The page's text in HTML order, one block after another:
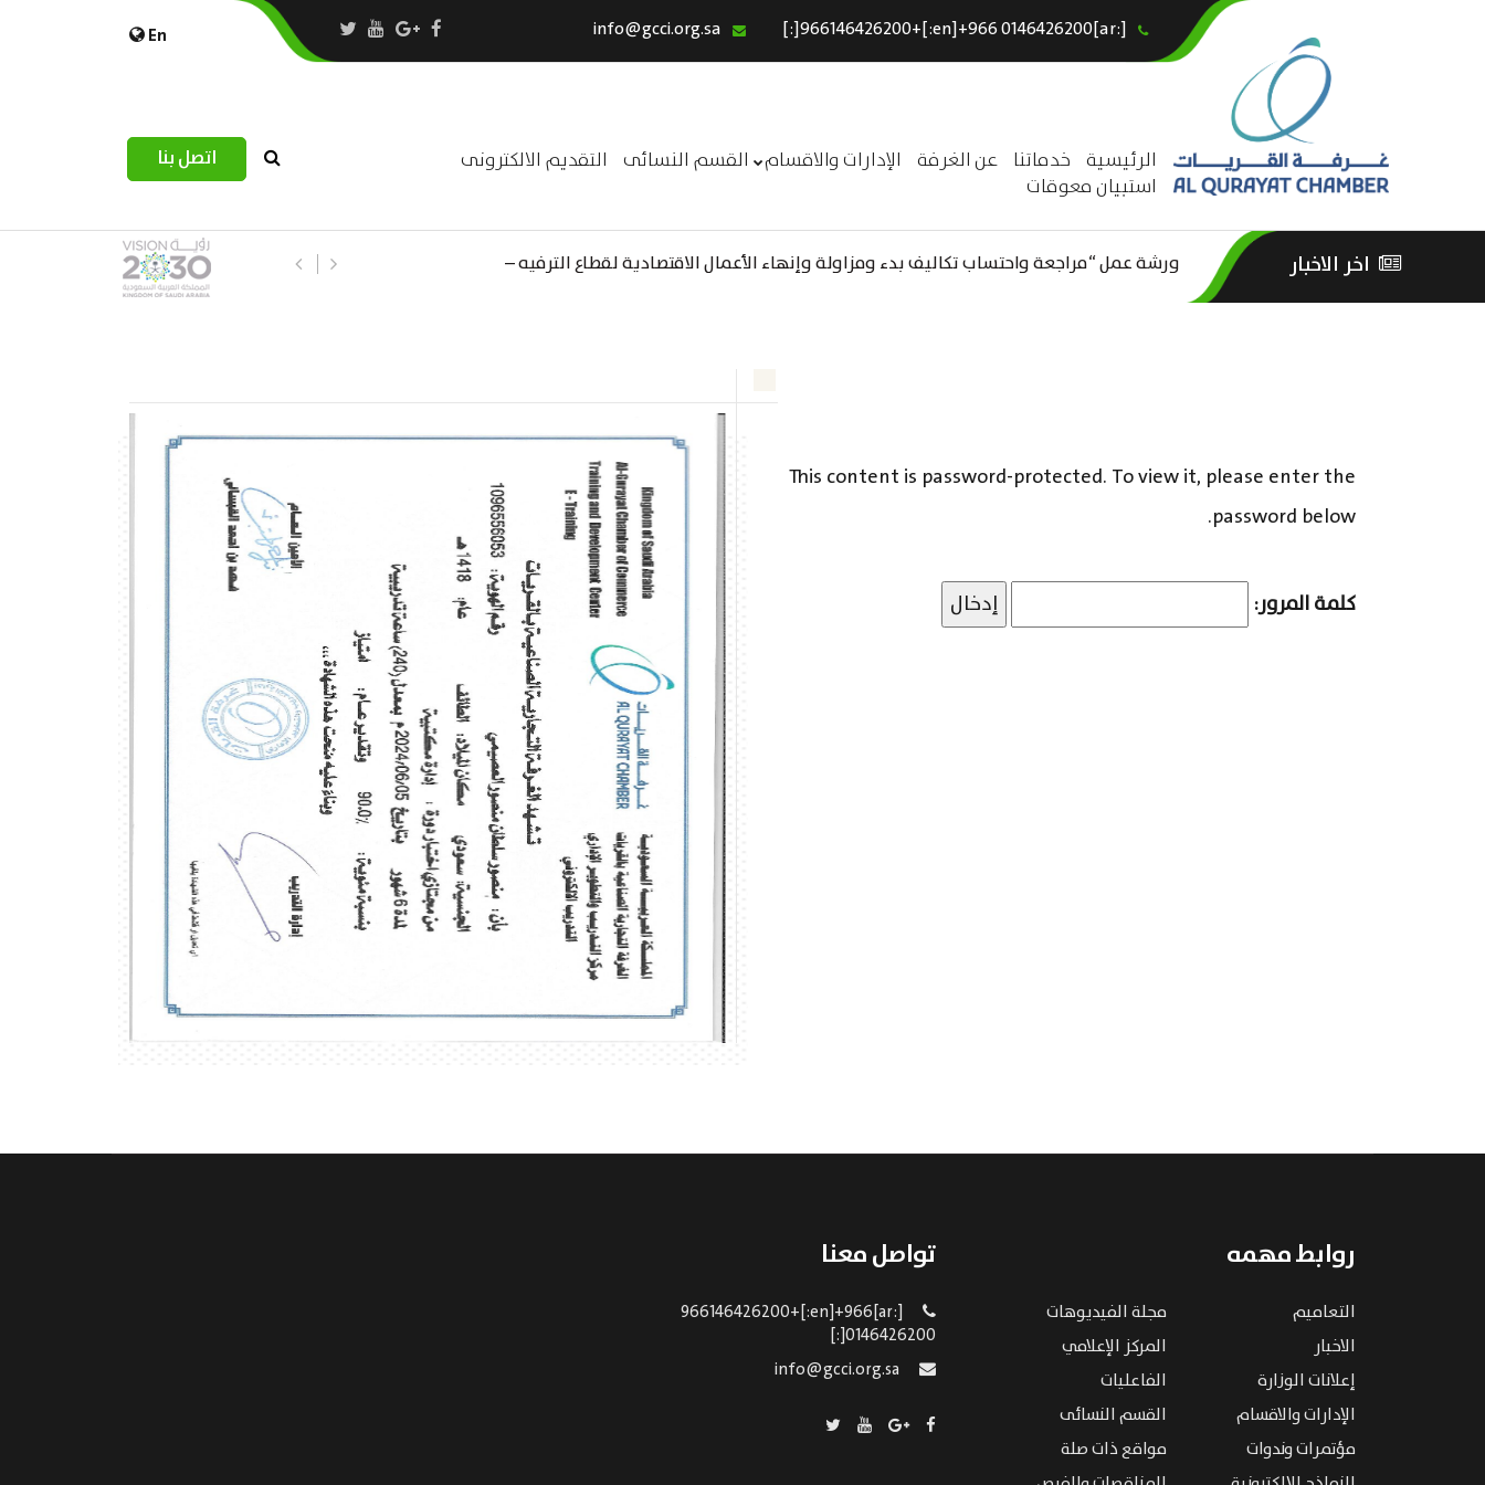
[:ar]966146426200+[:en]+966 0146426200[:]
En
الرئيسية خدماتنا عن الغرفة الإدارات والاقسام القسم النسائى التقديم الالكترونى
استبيان معوقات
اتصل بنا
الرئيسية
عن الغرفة
القسم النسائى
التقديم الالكترونى
اخر الاخبار
ورشة عمل “مراجعة واحتساب تكاليف بدء ومزاولة وإنهاء الأعمال الاقتصادية لقطاع الترفيه –
ورشة عمل : العمـــــل الحـــــر
This content is password-protected. To view it, please enter the
password below.
كلمة المرور:
روابط مهمه
التعاميم
مجلة الفيديوهات
الاخبار
المركز الإعلامي
إعلانات الوزارة
الفاعليات
الإدارات والاقسام
القسم النسائى
مؤتمرات وندوات
مواقع ذات صلة
تواصل معنا
[:ar]966146426200+[:en]+966
0146426200[:]